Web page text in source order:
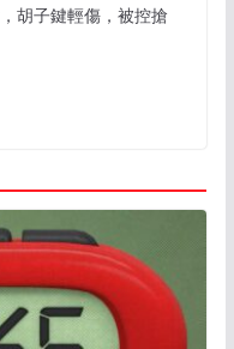
胡子鍵輕傷，被控搶